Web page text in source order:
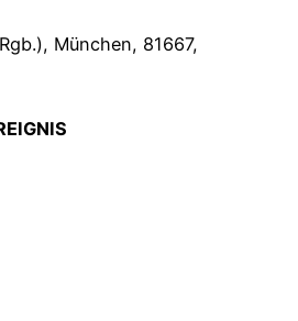
München, 81667,